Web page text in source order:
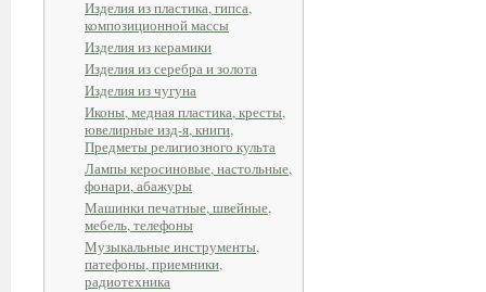
Изделия из пластика, гипса,
композиционной массы
Изделия из керамики
Изделия из серебра и золота
Изделия из чугуна
Иконы, медная пластика, кресты,
ювелирные изд-я, книги,
Предметы религиозного культа
Лампы керосиновые, настольные,
фонари, абажуры
Машинки печатные, швейные,
мебель, телефоны
Музыкальные инструменты,
патефоны, приемники,
радиотехника